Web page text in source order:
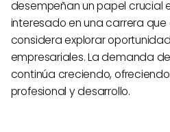
desempeñan un papel crucial
interesado en una carrera
considera explorar
empresariales. La demanda
continúa creciendo,
profesional y desarrollo.